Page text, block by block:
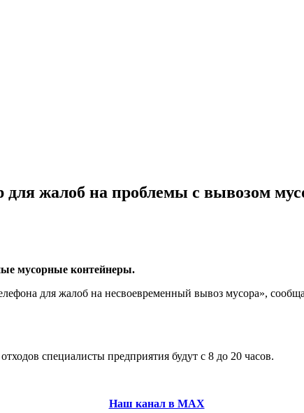
жалоб на проблемы с вывозом
мусорные контейнеры.
для жалоб на несвоевременный вывоз мусора»,
специалисты предприятия будут с 8 до 20 часов.
Наш канал в МАХ